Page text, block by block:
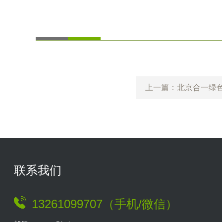
上一篇：北京合一绿
联系我们
13261099707（手机/微信）